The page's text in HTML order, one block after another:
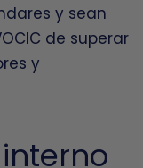
y sean
de superar
y